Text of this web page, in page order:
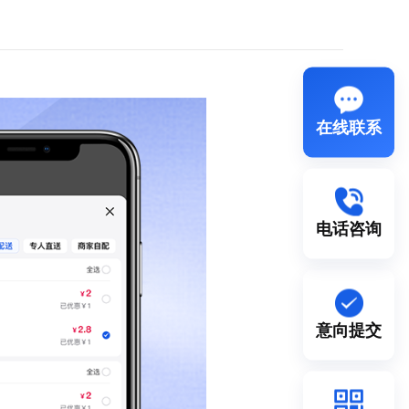
在线联系
电话咨询
意向提交